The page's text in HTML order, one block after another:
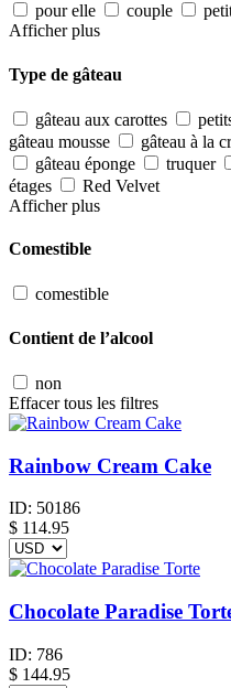
pour elle
couple
Afficher plus
Type de gâteau
gâteau aux carottes
gâteau mousse
gâteau à la
gâteau éponge
truquer
étages
Red Velvet
Afficher plus
Comestible
comestible
Contient de l’alcool
non
Effacer tous les filtres
Rainbow Cream Cake
ID: 50186
$ 114.95
Chocolate Paradise
ID: 786
$ 144.95